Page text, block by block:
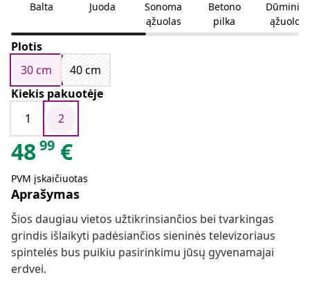
Balta Juoda
Sonoma
ąžuolas
Betono
pilka
Dūminio
ąžuolo
Plotis
30 cm
40 cm
Kiekis pakuotėje
1
2
4899 €
PVM įskaičiuotas
Aprašymas
Šios daugiau vietos užtikrinsiančios bei tvarkingas
grindis išlaikyti padėsiančios sieninės televizoriaus
spintelės bus puikiu pasirinkimu jūsų gyvenamajai
erdvei.